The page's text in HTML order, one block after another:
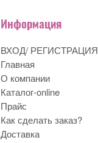
Информация
ВХОД/ РЕГИСТРАЦИЯ
Главная
О компании
Каталог-online
Прайс
Как сделать заказ?
Доставка